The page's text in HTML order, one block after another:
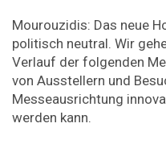
Mourouzidis: Das neue
politisch neutral. Wir
Verlauf der folgenden
von Ausstellern und
Messeausrichtung
werden kann.